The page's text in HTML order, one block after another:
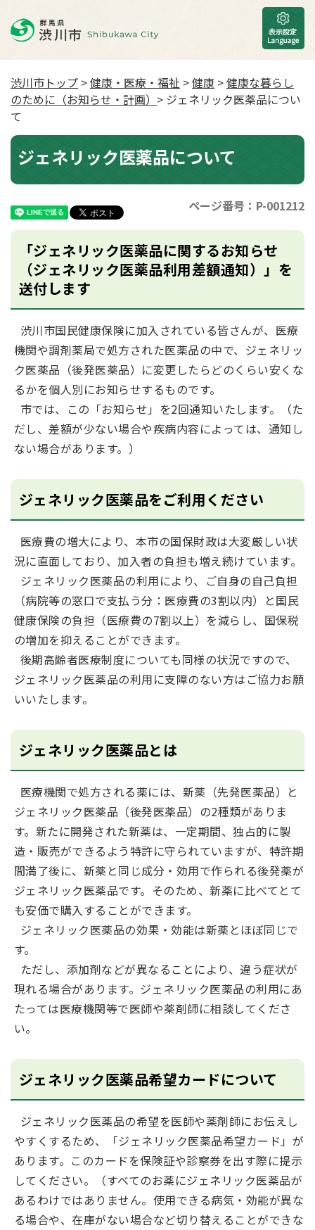
渋川市トップ >健康・医療・福祉 >健康 >健康な暮らし
のために（お知らせ・計画） > ジェネリック医薬品につい
て
ジェネリック医薬品について
ページ番号：P-001212
「ジェネリック医薬品に関するお知らせ
（ジェネリック医薬品利用差額通知）」を
送付します
渋川市国民健康保険に加入されている皆さんが、医療
機関や調剤薬局で処方された医薬品の中で、ジェネリッ
ク医薬品（後発医薬品）に変更したらどのくらい安くな
るかを個人別にお知らせするものです。
市では、この「お知らせ」を2回通知いたします。（た
だし、差額が少ない場合や疾病内容によっては、通知し
ない場合があります。）
ジェネリック医薬品をご利用ください
医療費の増大により、本市の国保財政は大変厳しい状
況に直面しており、加入者の負担も増え続けています。
ジェネリック医薬品の利用により、ご自身の自己負担
（病院等の窓口で支払う分：医療費の3割以内）と国民
健康保険の負担（医療費の7割以上）を減らし、国保税
の増加を抑えることができます。
後期高齢者医療制度についても同様の状況ですので、
ジェネリック医薬品の利用に支障のない方はご協力お願
いいたします。
ジェネリック医薬品とは
医療機関で処方される薬には、新薬（先発医薬品）と
ジェネリック医薬品（後発医薬品）の2種類がありま
す。新たに開発された新薬は、一定期間、独占的に製
造・販売ができるよう特許に守られていますが、特許期
間満了後に、新薬と同じ成分・効用で作られる後発薬が
ジェネリック医薬品です。そのため、新薬に比べてとて
も安価で購入することができます。
ジェネリック医薬品の効果・効能は新薬とほぼ同じで
す。
ただし、添加剤などが異なることにより、違う症状が
現れる場合があります。ジェネリック医薬品の利用にあ
たっては医療機関等で医師や薬剤師に相談してくださ
い。
ジェネリック医薬品希望カードについて
ジェネリック医薬品の希望を医師や薬剤師にお伝えし
やすくするため、「ジェネリック医薬品希望カード」が
あります。このカードを保険証や診察券を出す際に提示
してください。（すべてのお薬にジェネリック医薬品が
あるわけではありません。使用できる病気・効能が異な
る場合や、在庫がない場合など切り替えることができな